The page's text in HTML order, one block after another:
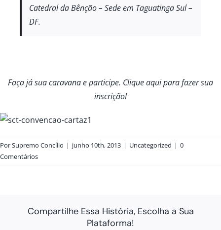
Catedral da Bênção – Sede em Taguatinga Sul –
DF.
Faça já sua caravana e participe. Cliqueaquipara fazer sua
inscrição!
PorSupremo Concílio | junho 10th, 2013 | Uncategorized | 0
Comentários
Compartilhe Essa História, Escolha a Sua
Plataforma!